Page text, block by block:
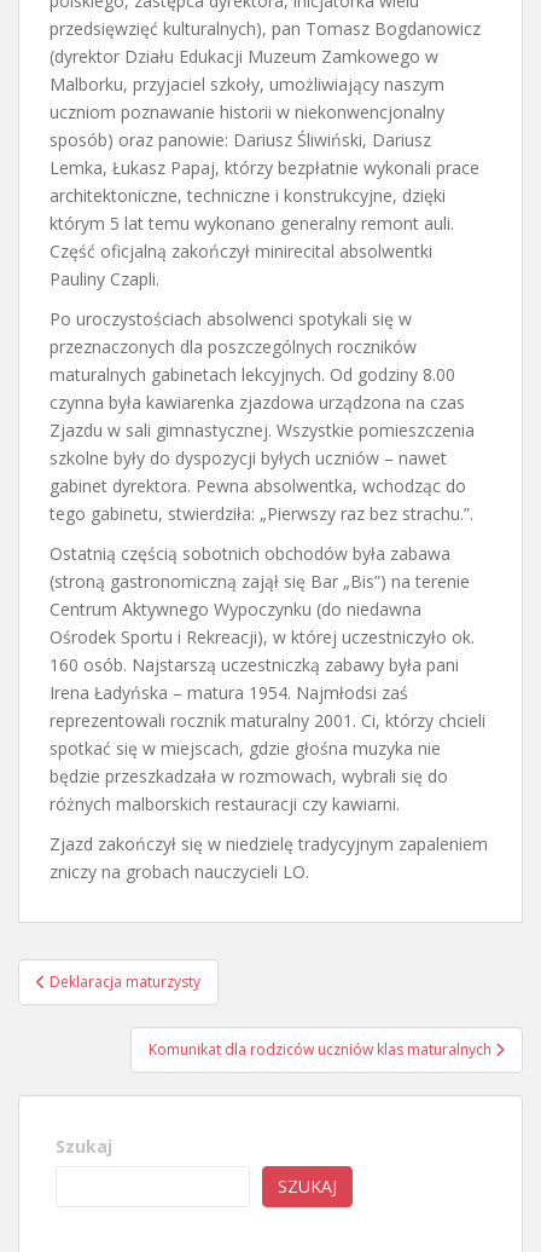
przedsięwzięć kulturalnych), pan Tomasz Bogdanowicz
(dyrektor Działu Edukacji Muzeum Zamkowego w
Malborku, przyjaciel szkoły, umożliwiający naszym
uczniom poznawanie historii w niekonwencjonalny
sposób) oraz panowie: Dariusz Śliwiński, Dariusz
Lemka, Łukasz Papaj, którzy bezpłatnie wykonali prace
architektoniczne, techniczne i konstrukcyjne, dzięki
którym 5 lat temu wykonano generalny remont auli.
Część oficjalną zakończył minirecital absolwentki
Pauliny Czapli.
Po uroczystościach absolwenci spotykali się w
przeznaczonych dla poszczególnych roczników
maturalnych gabinetach lekcyjnych. Od godziny 8.00
czynna była kawiarenka zjazdowa urządzona na czas
Zjazdu w sali gimnastycznej. Wszystkie pomieszczenia
szkolne były do dyspozycji byłych uczniów – nawet
gabinet dyrektora. Pewna absolwentka, wchodząc do
tego gabinetu, stwierdziła: „Pierwszy raz bez strachu.”.
Ostatnią częścią sobotnich obchodów była zabawa
(stroną gastronomiczną zajął się Bar „Bis”) na terenie
Centrum Aktywnego Wypoczynku (do niedawna
Ośrodek Sportu i Rekreacji), w której uczestniczyło ok.
160 osób. Najstarszą uczestniczką zabawy była pani
Irena Ładyńska – matura 1954. Najmłodsi zaś
reprezentowali rocznik maturalny 2001. Ci, którzy chcieli
spotkać się w miejscach, gdzie głośna muzyka nie
będzie przeszkadzała w rozmowach, wybrali się do
różnych malborskich restauracji czy kawiarni.
Zjazd zakończył się w niedzielę tradycyjnym zapaleniem
zniczy na grobach nauczycieli LO.
Nawigacja
wpisu
Deklaracja maturzysty
Komunikat dla rodziców uczniów klas maturalnych
Szukaj
SZUKAJ